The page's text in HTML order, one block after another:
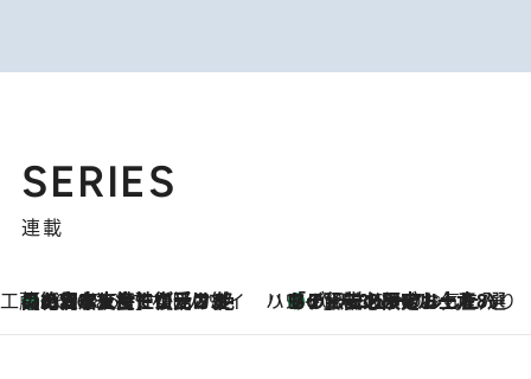
SERIES
連載
工藤まやのおもてなしハワイ
2026.8.6
【ハワイ土産】ローカルの絶大な支持で復活！ 絶品の幻クッキー《元ファンの日本人女性が受け継いだ名店》 ハワイ賢者 リサのお気に入りリスト2026.8.6
あの伝説の限定トートも！ リニューアルした「ディーン＆デルーカ ハワイ」で必須のお土産8選